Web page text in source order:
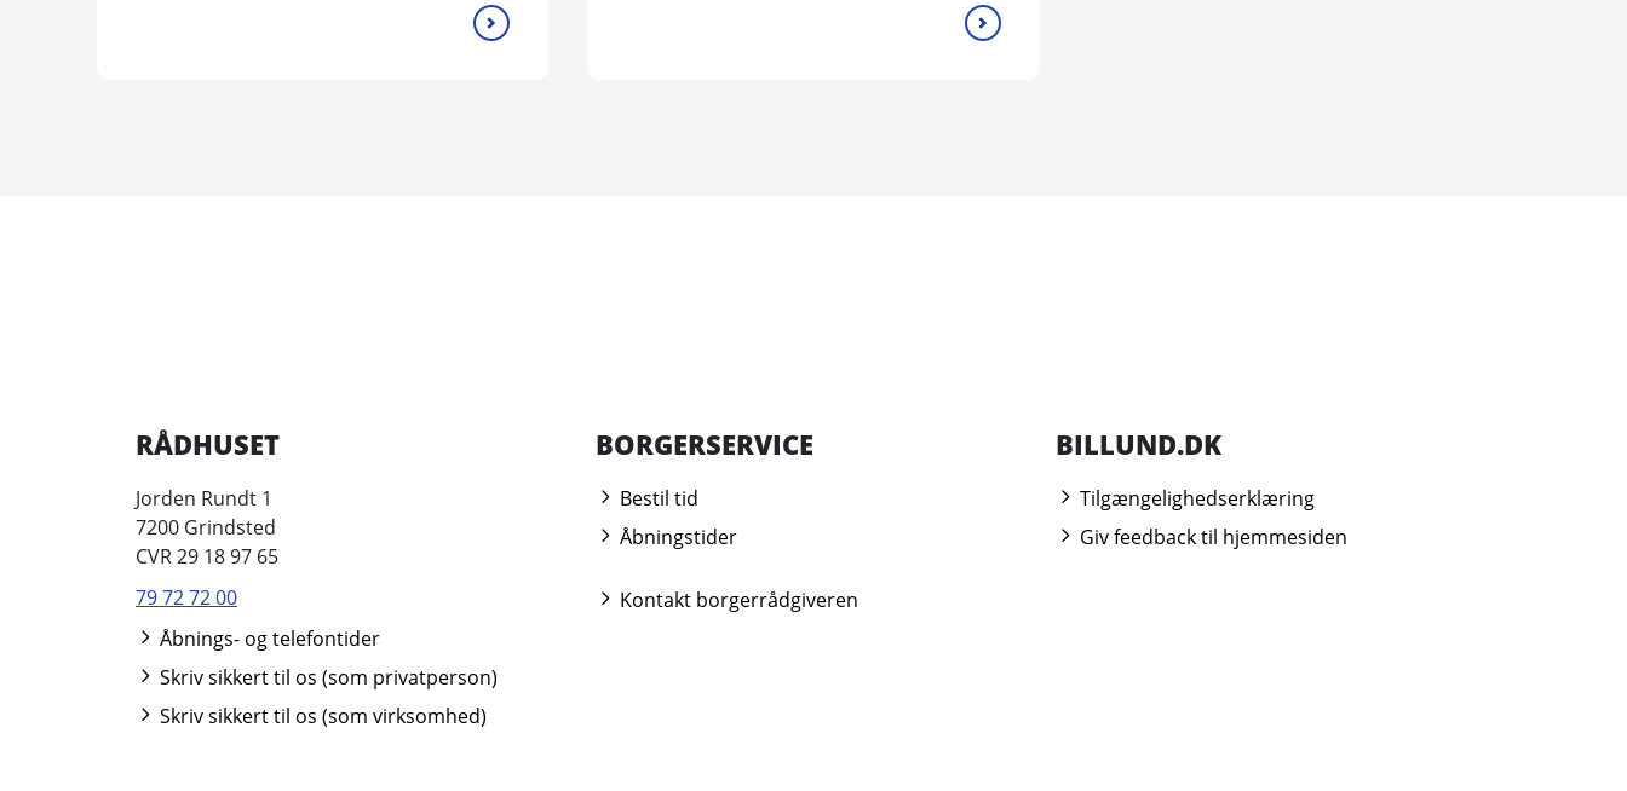
RÅDHUSET
Jorden Rundt 1
7200 Grindsted
CVR 29 18 97 65
79 72 72 00
Åbnings- og telefontider
Skriv sikkert til os (som privatperson)
Skriv sikkert til os (som virksomhed)
BORGERSERVICE
Bestil tid
Åbningstider
Kontakt borgerrådgiveren
BILLUND.DK
Tilgængelighedserklæring
Giv feedback til hjemmesiden